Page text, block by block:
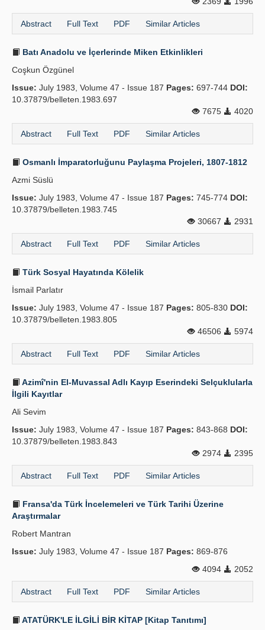
Abstract Full Text PDF Similar Articles
Batı Anadolu ve İçerlerinde Miken Etkinlikleri
Coşkun Özgünel
Issue: July 1983, Volume 47 - Issue 187 Pages: 697-744 DOI:
10.37879/belleten.1983.697
7675
4020
Abstract Full Text PDF Similar Articles
Osmanlı İmparatorluğunu Paylaşma Projeleri, 1807-1812
Azmi Süslü
Issue: July 1983, Volume 47 - Issue 187 Pages: 745-774 DOI:
10.37879/belleten.1983.745
30667
2931
Abstract Full Text PDF Similar Articles
Türk Sosyal Hayatında Kölelik
İsmail Parlatır
Issue: July 1983, Volume 47 - Issue 187 Pages: 805-830 DOI:
10.37879/belleten.1983.805
46506
5974
Abstract Full Text PDF Similar Articles
Azimî'nin El-Muvassal Adlı Kayıp Eserindeki Selçuklularla
İlgili Kayıtlar
Ali Sevim
Issue: July 1983, Volume 47 - Issue 187 Pages: 843-868 DOI:
10.37879/belleten.1983.843
2974
2395
Abstract Full Text PDF Similar Articles
Fransa'da Türk İncelemeleri ve Türk Tarihi Üzerine
Araştırmalar
Robert Mantran
Issue: July 1983, Volume 47 - Issue 187 Pages: 869-876
4094
2052
Abstract Full Text PDF Similar Articles
ATATÜRK'LE İLGİLİ BİR KİTAP [Kitap Tanıtımı]